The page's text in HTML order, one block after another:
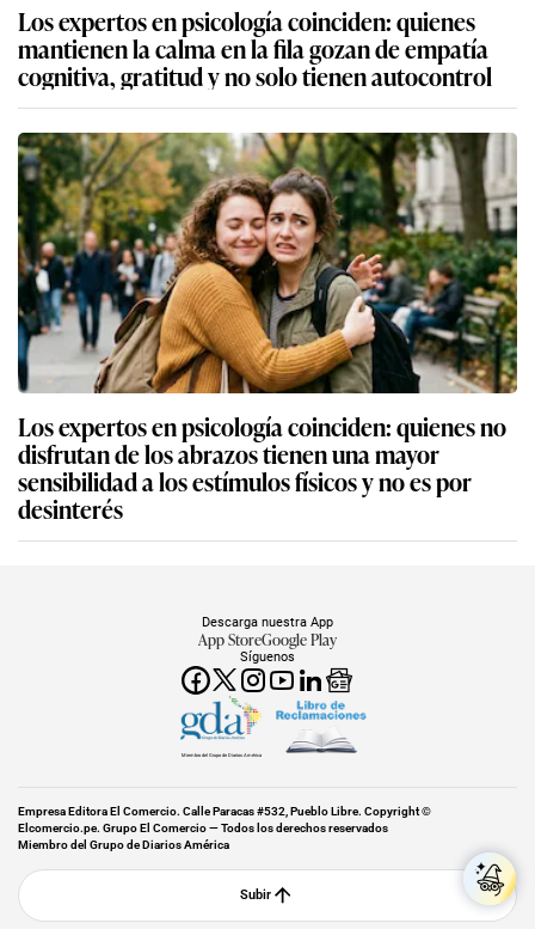
Los expertos en psicología coinciden: quienes
mantienen la calma en la fila gozan de empatía
cognitiva, gratitud y no solo tienen autocontrol
Los expertos en psicología coinciden: quienes no
disfrutan de los abrazos tienen una mayor
sensibilidad a los estímulos físicos y no es por
desinterés
Síguenos
Descarga nuestra App
App StoreGoogle Play
Miembro del Grupo de Diarios América
Empresa Editora El Comercio. Calle Paracas #532, Pueblo Libre. Copyright ©
Elcomercio.pe. Grupo El Comercio — Todos los derechos reservados
Miembro del Grupo de Diarios América
Subir